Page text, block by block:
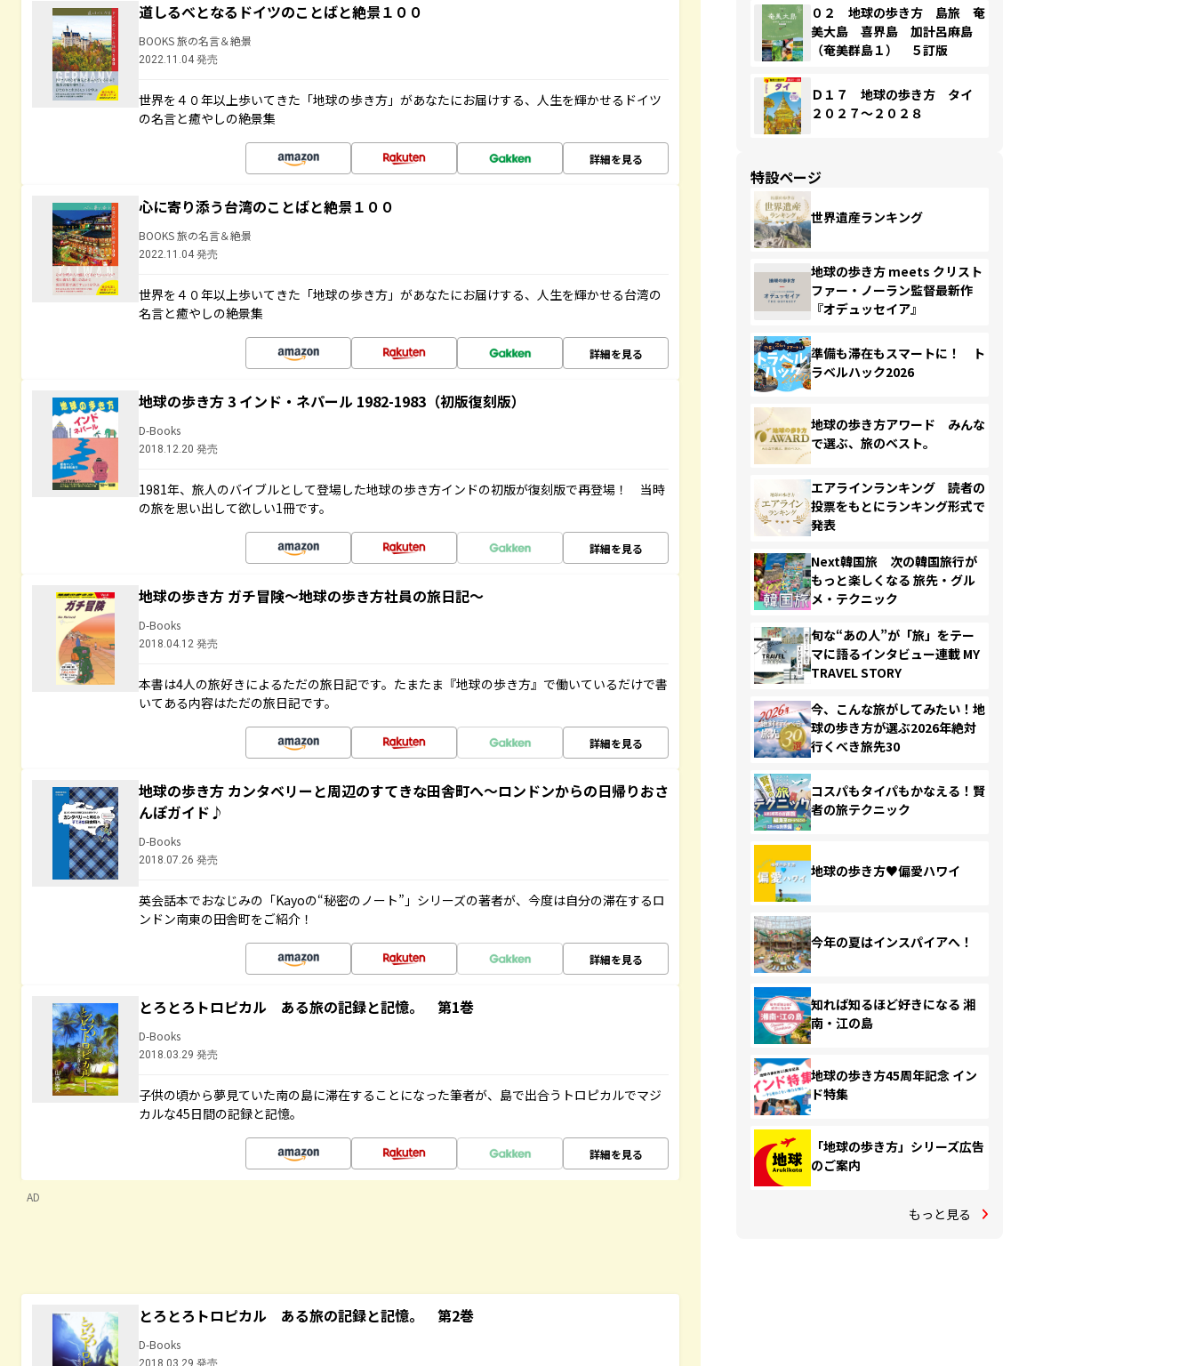
道しるべとなるドイツのことばと絶景１００
BOOKS 旅の名言＆絶景
2022.11.04 発売
世界を４０年以上歩いてきた「地球の歩き方」があなたにお届けする、人生を輝かせるドイツ
の名言と癒やしの絶景集
詳細を見る
心に寄り添う台湾のことばと絶景１００
BOOKS 旅の名言＆絶景
2022.11.04 発売
世界を４０年以上歩いてきた「地球の歩き方」があなたにお届けする、人生を輝かせる台湾の
名言と癒やしの絶景集
詳細を見る
地球の歩き方 3 インド・ネパール 1982-1983（初版復刻版）
D-Books
2018.12.20 発売
1981年、旅人のバイブルとして登場した地球の歩き方インドの初版が復刻版で再登場！ 当時
の旅を思い出して欲しい1冊です。
詳細を見る
地球の歩き方 ガチ冒険～地球の歩き方社員の旅日記～
D-Books
2018.04.12 発売
本書は4人の旅好きによるただの旅日記です。たまたま『地球の歩き方』で働いているだけで書
いてある内容はただの旅日記です。
詳細を見る
地球の歩き方 カンタベリーと周辺のすてきな田舎町へ～ロンドンからの日帰りおさ
んぽガイド♪
D-Books
2018.07.26 発売
英会話本でおなじみの「Kayoの“秘密のノート”」シリーズの著者が、今度は自分の滞在するロ
ンドン南東の田舎町をご紹介！
詳細を見る
とろとろトロピカル ある旅の記録と記憶。 第1巻
D-Books
2018.03.29 発売
子供の頃から夢見ていた南の島に滞在することになった筆者が、島で出合うトロピカルでマジ
カルな45日間の記録と記憶。
詳細を見る
AD
とろとろトロピカル ある旅の記録と記憶。 第2巻
D-Books
2018.03.29 発売
０２ 地球の歩き方 島旅 奄
美大島 喜界島 加計呂麻島
（奄美群島１） ５訂版
Ｄ１７ 地球の歩き方 タイ
２０２７～２０２８
特設ページ
世界遺産ランキング
地球の歩き方 meets クリスト
ファー・ノーラン監督最新作
『オデュッセイア』
準備も滞在もスマートに！ ト
ラベルハック2026
地球の歩き方アワード みんな
で選ぶ、旅のベスト。
エアラインランキング 読者の
投票をもとにランキング形式で
発表
Next韓国旅 次の韓国旅行が
もっと楽しくなる 旅先・グル
メ・テクニック
旬な“あの人”が「旅」をテー
マに語るインタビュー連載 MY
TRAVEL STORY
今、こんな旅がしてみたい！地
球の歩き方が選ぶ2026年絶対
行くべき旅先30
コスパもタイパもかなえる！賢
者の旅テクニック
地球の歩き方♥偏愛ハワイ
今年の夏はインスパイアへ！
知れば知るほど好きになる 湘
南・江の島
地球の歩き方45周年記念 イン
ド特集
「地球の歩き方」シリーズ広告
のご案内
もっと見る